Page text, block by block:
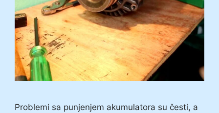
Problemi sa punjenjem akumulatora su česti, a